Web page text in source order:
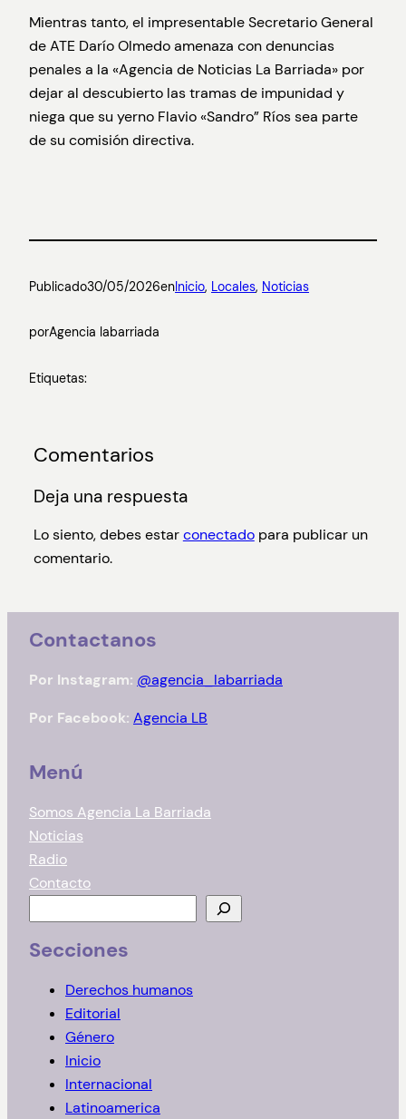
Mientras tanto, el impresentable Secretario General
de ATE Darío Olmedo amenaza con denuncias
penales a la «Agencia de Noticias La Barriada» por
dejar al descubierto las tramas de impunidad y
niega que su yerno Flavio «Sandro” Ríos sea parte
de su comisión directiva.
Publicado30/05/2026enInicio, Locales, Noticias
porAgencia labarriada
Etiquetas:
Comentarios
Deja una respuesta
Lo siento, debes estarconectadopara publicar un
comentario.
Contactanos
Por Instagram: @agencia_labarriada
Por Facebook: Agencia LB
Menú
Somos Agencia La Barriada
Noticias
Radio
Contacto
s
Secciones
Derechos humanos
Editorial
Género
Inicio
Internacional
Latinoamerica